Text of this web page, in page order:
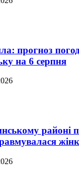
прогноз
на 6 серпня
районі